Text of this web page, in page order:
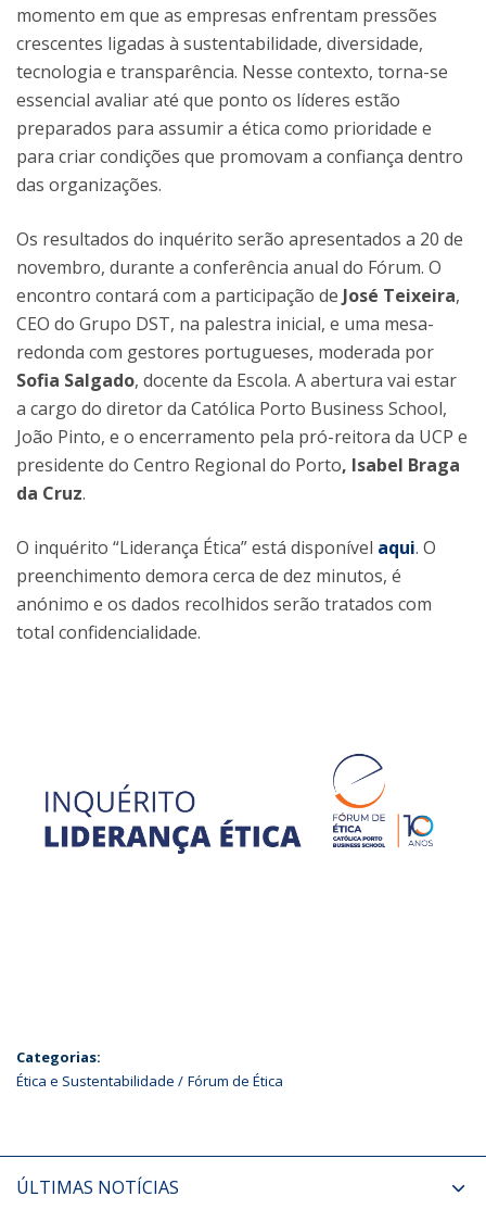
momento em que as empresas enfrentam pressões
crescentes ligadas à sustentabilidade, diversidade,
tecnologia e transparência. Nesse contexto, torna-se
essencial avaliar até que ponto os líderes estão
preparados para assumir a ética como prioridade e
para criar condições que promovam a confiança dentro
das organizações.
Os resultados do inquérito serão apresentados a 20 de
novembro, durante a conferência anual do Fórum. O
encontro contará com a participação de José Teixeira,
CEO do Grupo DST, na palestra inicial, e uma mesa-
redonda com gestores portugueses, moderada por
Sofia Salgado, docente da Escola. A abertura vai estar
a cargo do diretor da Católica Porto Business School,
João Pinto, e o encerramento pela pró-reitora da UCP e
presidente do Centro Regional do Porto, Isabel Braga
da Cruz.
O inquérito “Liderança Ética” está disponível aqui. O
preenchimento demora cerca de dez minutos, é
anónimo e os dados recolhidos serão tratados com
total confidencialidade.
Categorias:
Ética e Sustentabilidade
Fórum de Ética
ÚLTIMAS NOTÍCIAS